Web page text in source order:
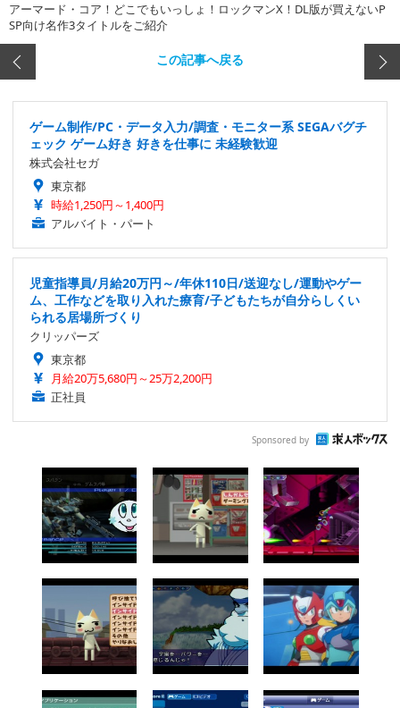
アーマード・コア！どこでもいっしょ！ロックマンX！DL版が買えないP
SP向け名作3タイトルをご紹介
この記事へ戻る
ゲーム制作/PC・データ入力/調査・モニター系 SEGAバグチ
ェック ゲーム好き 好きを仕事に 未経験歓迎
株式会社セガ
東京都
時給1,250円～1,400円
アルバイト・パート
児童指導員/月給20万円～/年休110日/送迎なし/運動やゲー
ム、工作などを取り入れた療育/子どもたちが自分らしくい
られる居場所づくり
クリッパーズ
東京都
月給20万5,680円～25万2,200円
正社員
Sponsored by